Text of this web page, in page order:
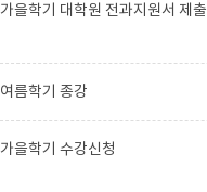
가을학기 대학원 전과지원서 제출
여름학기 종강
가을학기 수강신청